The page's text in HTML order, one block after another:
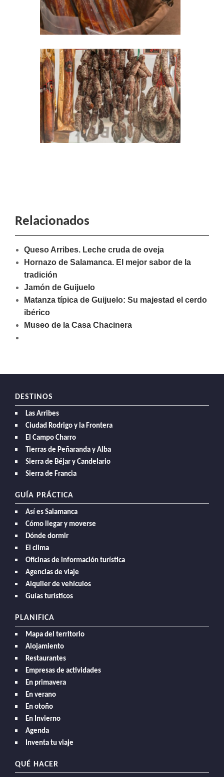
Relacionados
Queso Arribes. Leche cruda de oveja
Hornazo de Salamanca. El mejor sabor de la
tradición
Jamón de Guijuelo
Matanza típica de Guijuelo: Su majestad el cerdo
ibérico
Museo de la Casa Chacinera
DESTINOS
Las Arribes
Ciudad Rodrigo y la Frontera
El Campo Charro
Tierras de Peñaranda y Alba
Sierra de Béjar y Candelario
Sierra de Francia
GUÍA PRÁCTICA
Así es Salamanca
Cómo llegar y moverse
Dónde dormir
El clima
Oficinas de información turística
Agencias de viaje
Alquiler de vehículos
Guías turísticos
PLANIFICA
Mapa del territorio
Alojamiento
Restaurantes
Empresas de actividades
En primavera
En verano
En otoño
En Invierno
Agenda
Inventa tu viaje
QUÉ HACER